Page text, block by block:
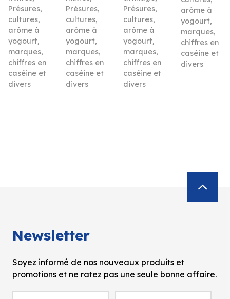
Présures,
cultures,
arôme à
yogourt,
marques,
chiffres en
caséine et
divers
Présures,
cultures,
arôme à
yogourt,
marques,
chiffres en
caséine et
divers
Présures,
cultures,
arôme à
yogourt,
marques,
chiffres en
caséine et
divers
arôme à
yogourt,
marques,
chiffres en
caséine et
divers
Newsletter
Soyez informé de nos nouveaux produits et
promotions et ne ratez pas une seule bonne affaire.